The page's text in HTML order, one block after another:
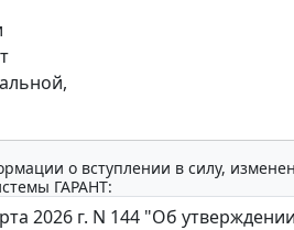
о вступлении в силу,
ГАРАНТ: